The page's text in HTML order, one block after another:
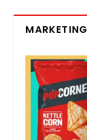
MARKETING